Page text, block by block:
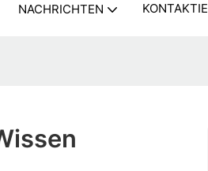
NACHRICHTEN